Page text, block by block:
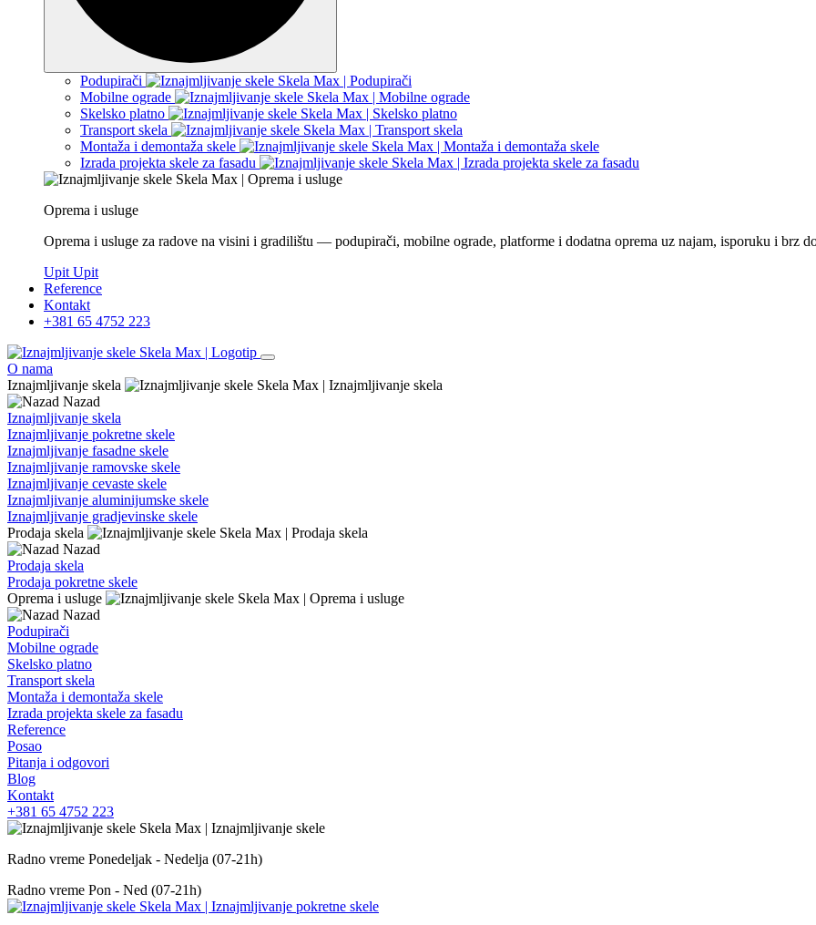
Podupirači
Mobilne ograde
Skelsko platno
Transport skela
Montaža i demontaža skele
Izrada projekta skele za fasadu
Oprema i usluge
Oprema i usluge za radove na visini i gradilištu — podupirači, mobilne ograde, platforme i dodatna oprema uz najam, isporuku i brz
Upit Upit
Reference
Kontakt
+381 65 4752 223
O nama
Iznajmljivanje skela
Nazad
Iznajmljivanje skela
Iznajmljivanje pokretne skele
Iznajmljivanje fasadne skele
Iznajmljivanje ramovske skele
Iznajmljivanje cevaste skele
Iznajmljivanje aluminijumske skele
Iznajmljivanje gradjevinske skele
Prodaja skela
Nazad
Prodaja skela
Prodaja pokretne skele
Oprema i usluge
Nazad
Podupirači
Mobilne ograde
Skelsko platno
Transport skela
Montaža i demontaža skele
Izrada projekta skele za fasadu
Reference
Posao
Pitanja i odgovori
Blog
Kontakt
+381 65 4752 223
Radno vreme Ponedeljak - Nedelja (07-21h)
Radno vreme Pon - Ned (07-21h)